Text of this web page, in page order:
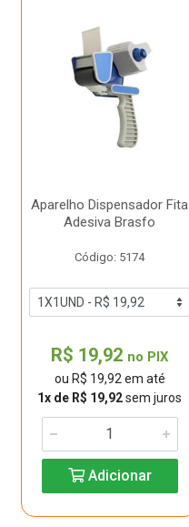
Aparelho Dispensador Fita
Adesiva Brasfo
Código: 5174
R$ 19,92 no PIX
ou R$ 19,92 em até
1x de R$ 19,92sem juros
Adicionar